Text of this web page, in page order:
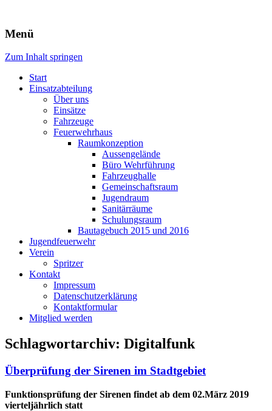
Freiwillige Feuerwehr Rodheim
v.d.H.
Menü
Zum Inhalt springen
Start
Einsatzabteilung
Über uns
Einsätze
Fahrzeuge
Feuerwehrhaus
Raumkonzeption
Aussengelände
Büro Wehrführung
Fahrzeughalle
Gemeinschaftsraum
Jugendraum
Sanitärräume
Schulungsraum
Bautagebuch 2015 und 2016
Jugendfeuerwehr
Verein
Spritzer
Kontakt
Impressum
Datenschutzerklärung
Kontaktformular
Mitglied werden
Schlagwortarchiv: Digitalfunk
Überprüfung der Sirenen im Stadtgebiet
Funktionsprüfung der Sirenen findet ab dem 02.März 2019
vierteljährlich statt